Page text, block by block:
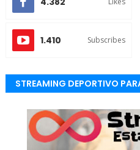
1.410 Subscribes
STREAMING DEPORTIVO